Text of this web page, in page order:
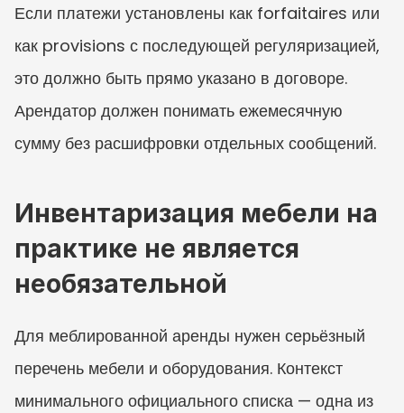
Если платежи установлены как forfaitaires или
как provisions с последующей регуляризацией,
это должно быть прямо указано в договоре.
Арендатор должен понимать ежемесячную
сумму без расшифровки отдельных сообщений.
Инвентаризация мебели на
практике не является
необязательной
Для меблированной аренды нужен серьёзный
перечень мебели и оборудования. Контекст
минимального официального списка — одна из